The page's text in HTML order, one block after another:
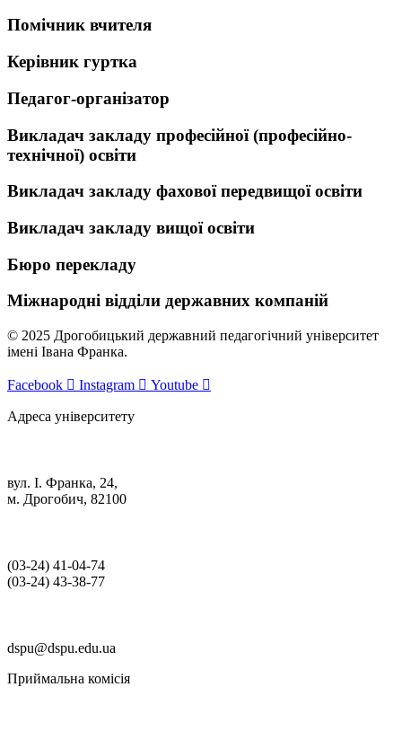
Помічник вчителя
Керівник гуртка
Педагог-організатор
Викладач закладу професійної (професійно-
технічної) освіти
Викладач закладу фахової передвищої освіти
Викладач закладу вищої освіти
Бюро перекладу
Міжнародні відділи державних компаній
© 2025 Дрогобицький державний педагогічний університет
імені Івана Франка.
Facebook Instagram Youtube
Адреса університету
вул. І. Франка, 24,
м. Дрогобич, 82100
(03‑24) 41‑04‑74
(03‑24) 43‑38‑77
dspu@dspu.edu.ua
Приймальна комісія